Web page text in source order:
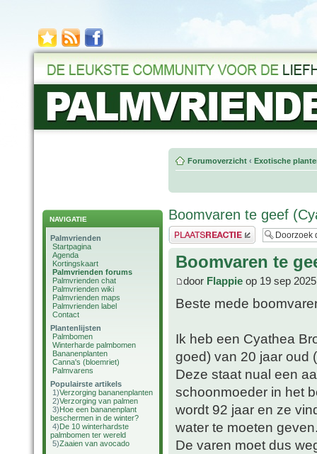
NAVIGATIE
Palmvrienden
Startpagina
Agenda
Kortingskaart
Palmvrienden forums
Palmvrienden chat
Palmvrienden wiki
Palmvrienden maps
Palmvrienden label
Contact
Plantenlijsten
Palmbomen
Winterharde palmbomen
Bananenplanten
Canna's (bloemriet)
Palmvarens
Populairste artikels
1)Verzorging bananenplanten
2)Verzorging van palmen
3)Hoe een bananenplant
beschermen in de winter?
4)De 10 winterhardste
palmbomen ter wereld
5)Zaaien van avocado
Forumoverzicht ‹ Exotische
Boomvaren te geef
Plaats een reactie
Boomvaren te
door Flappie op 19 sep
Beste mede
Ik heb een Cyathea
goed) van 20 jaar oud
Deze staat nual een
schoonmoeder in het
wordt 92 jaar en ze
water te moeten
De varen moet dus